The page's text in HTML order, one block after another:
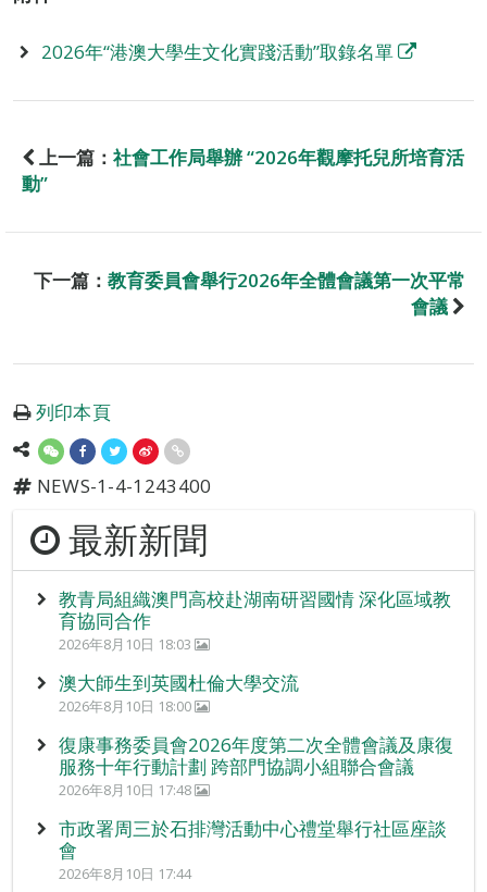
2026年“港澳大學生文化實踐活動”取錄名單
上一篇： 社會工作局舉辦 “2026年觀摩托兒所培育活
動”
下一篇： 教育委員會舉行2026年全體會議第一次平常
會議
列印本頁
NEWS-1-4-1243400
最新新聞
教青局組織澳門高校赴湖南研習國情 深化區域教
育協同合作
2026年8月10日 18:03
澳大師生到英國杜倫大學交流
2026年8月10日 18:00
復康事務委員會2026年度第二次全體會議及康復
服務十年行動計劃 跨部門協調小組聯合會議
2026年8月10日 17:48
市政署周三於石排灣活動中心禮堂舉行社區座談
會
2026年8月10日 17:44